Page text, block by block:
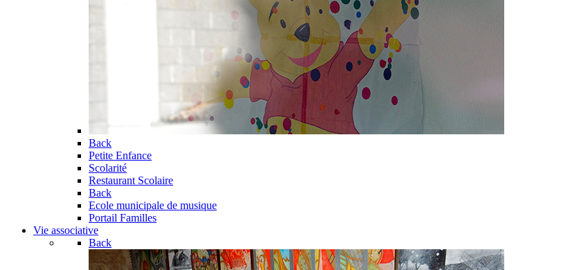
Back
Petite Enfance
Scolarité
Restaurant Scolaire
Back
Ecole municipale de musique
Portail Familles
Vie associative
Back